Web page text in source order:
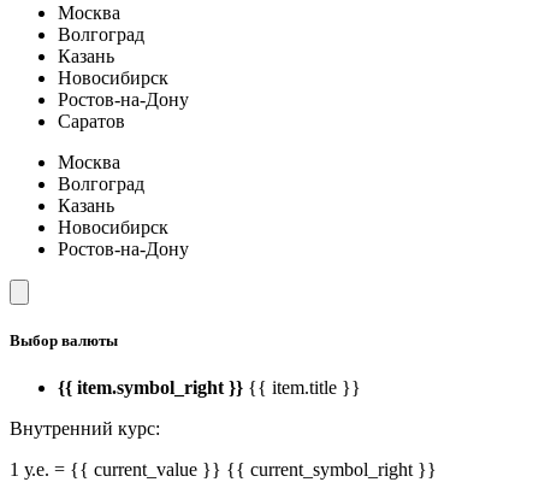
Москва
Волгоград
Казань
Новосибирск
Ростов-на-Дону
Саратов
Москва
Волгоград
Казань
Новосибирск
Ростов-на-Дону
Выбор валюты
{{ item.symbol_right }} {{ item.title }}
Внутренний курс:
1 у.е. = {{ current_value }} {{ current_symbol_right }}